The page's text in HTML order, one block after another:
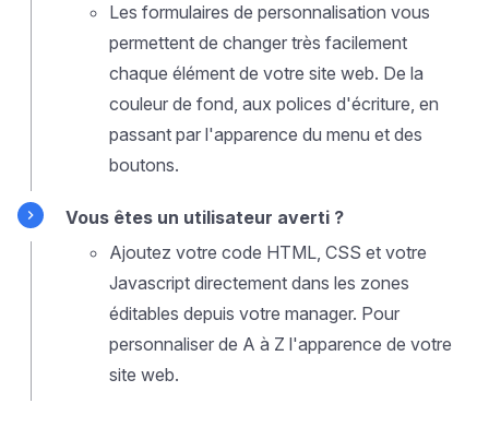
Les formulaires de personnalisation vous
permettent de changer très facilement
chaque élément de votre site web. De la
couleur de fond, aux polices d'écriture, en
passant par l'apparence du menu et des
boutons.
Vous êtes un utilisateur averti ?
Ajoutez votre code HTML, CSS et votre
Javascript directement dans les zones
éditables depuis votre manager. Pour
personnaliser de A à Z l'apparence de votre
site web.